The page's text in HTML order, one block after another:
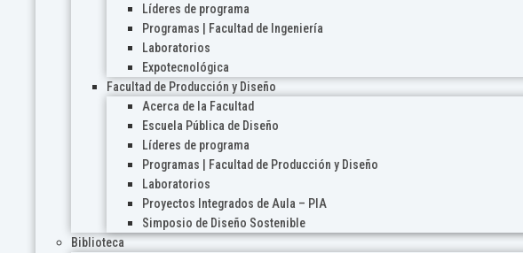
Líderes de programa
Programas | Facultad de Ingeniería
Laboratorios
Expotecnológica
Facultad de Producción y Diseño
Acerca de la Facultad
Escuela Pública de Diseño
Líderes de programa
Programas | Facultad de Producción y Diseño
Laboratorios
Proyectos Integrados de Aula – PIA
Simposio de Diseño Sostenible
Biblioteca